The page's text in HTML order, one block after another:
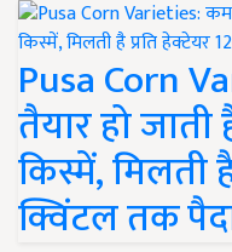
Pusa Corn
तैयार हो
किस्में, मिलती
क्विंटल तक